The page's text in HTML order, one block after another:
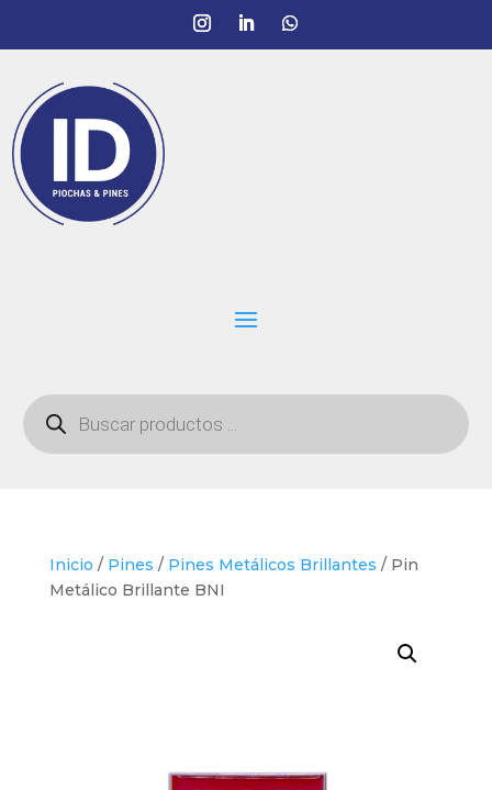
Búsqueda
de
productos
Inicio / Pines / Pines Metálicos Brillantes / Pin
Metálico Brillante BNI